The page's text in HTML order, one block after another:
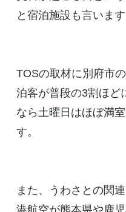
と宿泊施設も言います
TOSの取材に別府市
泊客が普段の3割ほど
なら土曜日はほぼ満
す。
また、うわさとの関
港航空が熊本県や鹿